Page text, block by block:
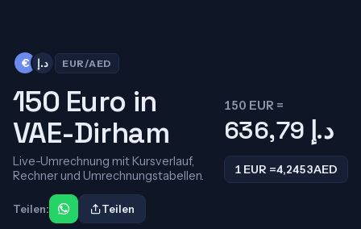
€ د.إ EUR/AED
150 Euro in
VAE-Dirham
Live-Umrechnung mit Kursverlauf,
Rechner und Umrechnungstabellen.
150 EUR =
636,79 د.إ
1 EUR =4,2453AED
Teilen: Teilen